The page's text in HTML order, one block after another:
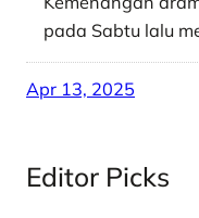
pada Sabtu lalu
Apr 13, 2025
Editor Picks